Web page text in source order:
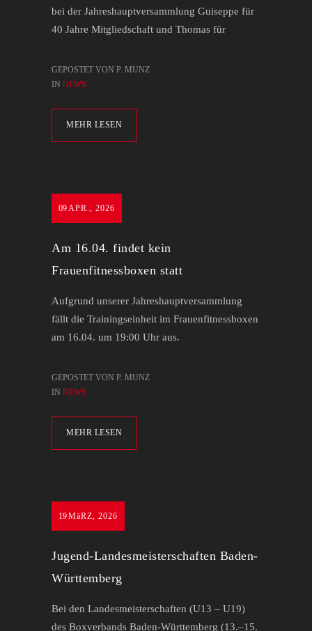
bei der Jahreshauptversammlung Guiseppe für
40 Jahre Mitgliedschaft und Thomas für
MEHR LESEN
GEPOSTET VON P. MUNZ
IN NEWS
09APR., 2026
Am 16.04. findet kein
Frauenfitnessboxen statt
Aufgrund unserer Jahreshauptversammlung
fällt die Trainingseinheit im Frauenfitnessboxen
am 16.04. um 19:00 Uhr aus.
MEHR LESEN
GEPOSTET VON P. MUNZ
IN NEWS
19MäRZ, 2026
Jugend-Landesmeisterschaften Baden-
Württemberg
Bei den Landesmeisterschaften (U13 – U19)
des Boxverbands Baden-Württemberg (13.–15.